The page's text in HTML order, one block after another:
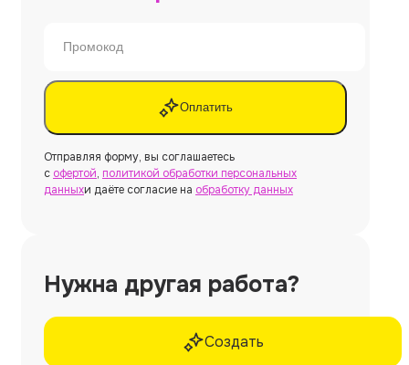
Оплатить
Отправляя форму, вы соглашаетесь
с офертой, политикой обработки персональных
данныхи даёте согласие на обработку данных
Нужна другая работа?
Создать